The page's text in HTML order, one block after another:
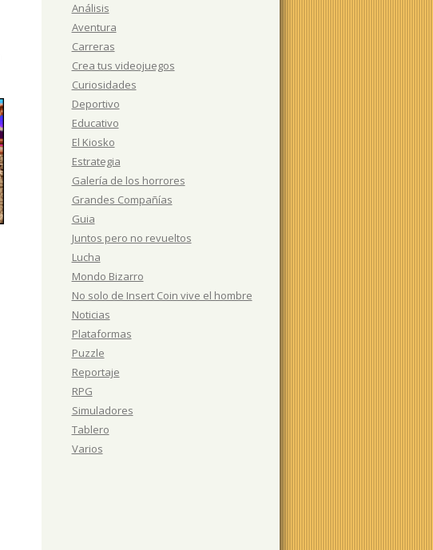
Análisis
Aventura
Carreras
Crea tus videojuegos
Curiosidades
Deportivo
Educativo
El Kiosko
Estrategia
Galería de los horrores
Grandes Compañías
Guia
Juntos pero no revueltos
Lucha
Mondo Bizarro
No solo de Insert Coin vive el hombre
Noticias
Plataformas
Puzzle
Reportaje
RPG
Simuladores
Tablero
Varios